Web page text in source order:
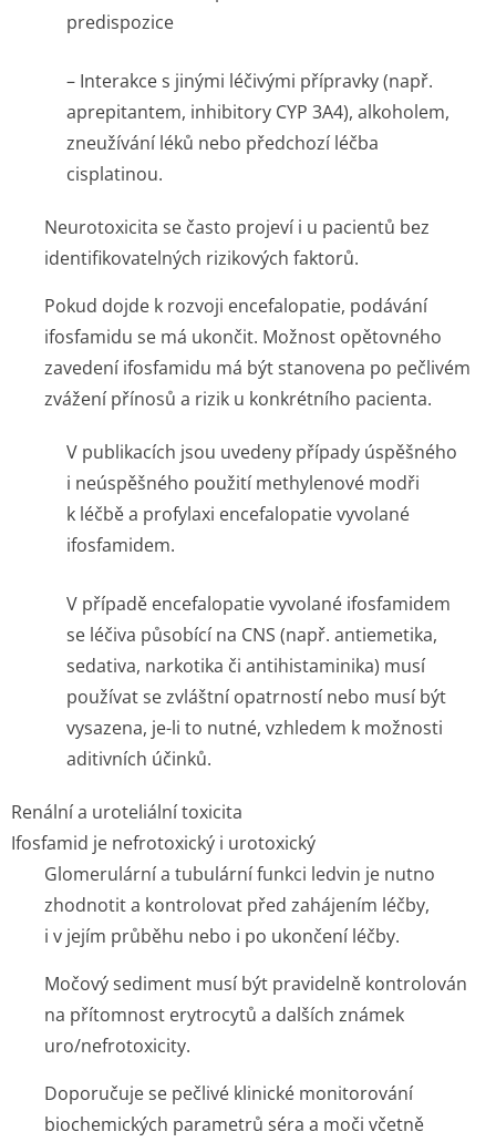
predispozice
– Interakce s jinými léčivými přípravky (např.
aprepitantem, inhibitory CYP 3A4), alkoholem,
zneužívání léků nebo předchozí léčba
cisplatinou.
Neurotoxicita se často projeví i u pacientů bez
identifikovatelných rizikových faktorů.
Pokud dojde k rozvoji encefalopatie, podávání
ifosfamidu se má ukončit. Možnost opětovného
zavedení ifosfamidu má být stanovena po pečlivém
zvážení přínosů a rizik u konkrétního pacienta.
V publikacích jsou uvedeny případy úspěšného
i neúspěšného použití methylenové modři
k léčbě a profylaxi encefalopatie vyvolané
ifosfamidem.
V případě encefalopatie vyvolané ifosfamidem
se léčiva působící na CNS (např. antiemetika,
sedativa, narkotika či antihistaminika) musí
používat se zvláštní opatrností nebo musí být
vysazena, je-li to nutné, vzhledem k možnosti
aditivních účinků.
Renální a uroteliální toxicita
Ifosfamid je nefrotoxický i urotoxický
Glomerulární a tubulární funkci ledvin je nutno
zhodnotit a kontrolovat před zahájením léčby,
i v jejím průběhu nebo i po ukončení léčby.
Močový sediment musí být pravidelně kontrolován
na přítomnost erytrocytů a dalších známek
uro/nefrotoxicity.
Doporučuje se pečlivé klinické monitorování
biochemických parametrů séra a moči včetně